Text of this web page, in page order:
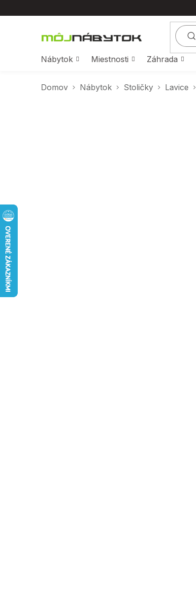
na
Nábytok
Miestnosti Záhrada
Domov Nábytok Stoličky Lavice